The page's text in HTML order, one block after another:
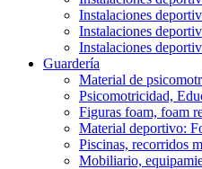
Instalaciones
Instalaciones
Instalaciones
Guardería
Material de
Psicomotricidad,
Figuras foam, foam
Material deportivo:
Piscinas, recorridos
Mobiliario,